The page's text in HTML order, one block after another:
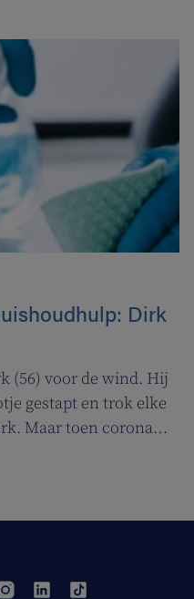
Dirk
(56) voor de wind. Hij
gestapt en trok elke
Maar toen corona
meteen op zoek naar